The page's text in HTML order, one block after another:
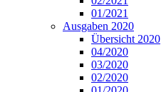
01/2021
Ausgaben 2020
Übersicht 2020
04/2020
03/2020
02/2020